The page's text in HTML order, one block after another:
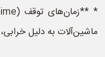
ماشین‌آلات به دلیل